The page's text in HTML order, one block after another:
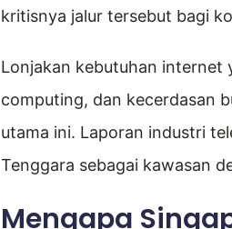
kritisnya jalur tersebut bagi
Lonjakan kebutuhan internet
computing, dan kecerdasan
utama ini. Laporan industri
Tenggara sebagai kawasan
Mengapa